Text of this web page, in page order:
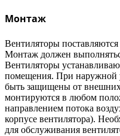
Монтаж
Вентиляторы
Монтаж должен
Вентиляторы
помещения. При наружной
быть защищены от
монтируются в любом
направлением потока
корпусе вентилятора).
для обслуживания